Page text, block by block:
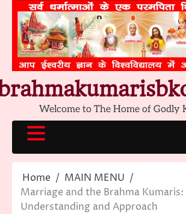
content
Welcome to The Home of Godly
Home
MAIN MENU
Marriage and the Brahma Kumaris:
Understanding and Approach